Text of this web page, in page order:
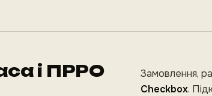
і ПРРО
Замовлення,
Checkbox.